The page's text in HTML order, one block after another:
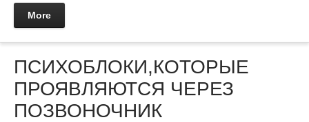
More
ПСИХОБЛОКИ,КОТОРЫЕ
ПРОЯВЛЯЮТСЯ ЧЕРЕЗ
ПОЗВОНОЧНИК